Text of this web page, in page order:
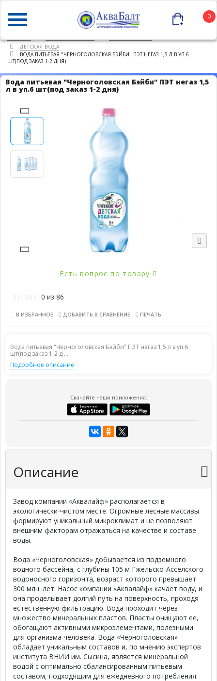
0
ДЕТСКАЯ ВОДА
ВОДА ПИТЬЕВАЯ "ЧЕРНОГОЛОВСКАЯ БЭЙБИ" ПЭТ НЕГАЗ 1,5 Л В УП.6
ШТ(ПОД ЗАКАЗ 1-2 ДНЯ)
Вода питьевая "Черноголовская Бэйби" ПЭТ негаз 1,5
л в уп.6 шт(под заказ 1-2 дня)
Есть вопрос по товару
0 из 86
В ИЗБРАННОЕ ДОБАВИТЬ В СРАВНЕНИЕ ПЕЧАТЬ
Вода питьевая "Черноголовская Бэйби" ПЭТ негаз 1,5 л в уп.6
шт(под заказ 1-2 д ...
Подробное описание
Скачайте наши приложения:
Описание
Завод компании «Аквалайф» располагается в
экологически-чистом месте. Огромные лесные массивы
формируют уникальный микроклимат и не позволяют
внешним факторам отражаться на качестве и составе
воды.
Вода «Черноголовская» добывается из подземного
водного бассейна, с глубины 105 м Гжельско-Асселского
водоносного горизонта, возраст которого превышает
300 млн. лет. Насос компании «Аквалайф» качает воду, и
она проделывает долгий путь на поверхность, проходя
естественную фильтрацию. Вода проходит через
множество минеральных пластов. Пласты очищают ее,
обогащают активными микроэлементами, полезными
для организма человека. Вода «Черноголовская»
обладает уникальным составов и, по мнению экспертов
института ВНИИ им. Сысина, является минеральной
водой с оптимально сбалансированным питьевым
составом, подходящим для ежедневного потребления.